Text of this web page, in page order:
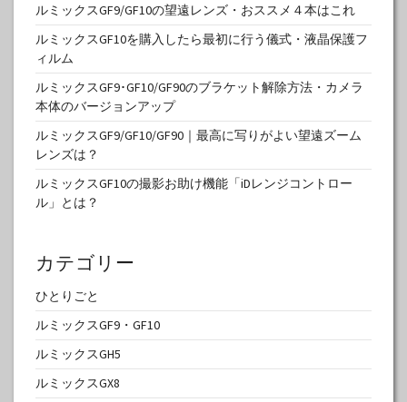
ルミックスGF9/GF10の望遠レンズ・おススメ４本はこれ
ルミックスGF10を購入したら最初に行う儀式・液晶保護フ
ィルム
ルミックスGF9･GF10/GF90のブラケット解除方法・カメラ
本体のバージョンアップ
ルミックスGF9/GF10/GF90｜最高に写りがよい望遠ズーム
レンズは？
ルミックスGF10の撮影お助け機能「iDレンジコントロー
ル」とは？
カテゴリー
ひとりごと
ルミックスGF9・GF10
ルミックスGH5
ルミックスGX8